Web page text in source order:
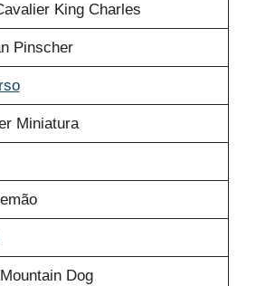
King Charles
Pinscher
Miniatura
Dog